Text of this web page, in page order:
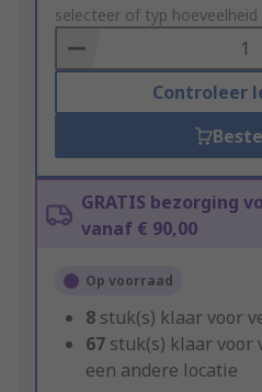
to
Basket
selecteer of typ hoeveelheid
Controleer
GRATIS bezorging
vanaf € 90,00
Op voorraad
8 stuk(s) klaar voor
67 stuk(s) klaar voor
een andere locatie